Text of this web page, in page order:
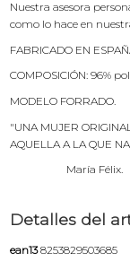
Nuestra asesora
como lo hace en
FABRICADO EN
COMPOSICIÓN: 96%
MODELO FORRADO.
"UNA MUJER
AQUELLA A LA QUE
María Félix.
Detalles del
ean13 8253829503685